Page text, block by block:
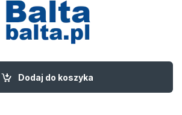
Dodaj do koszyka
Masz pytania? Zadzwoń!
58 524 50 00